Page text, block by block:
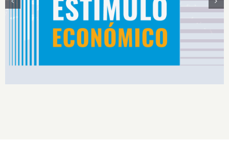
Estímulos Económicos para Deportistas de Alto
Rendimiento IS2026